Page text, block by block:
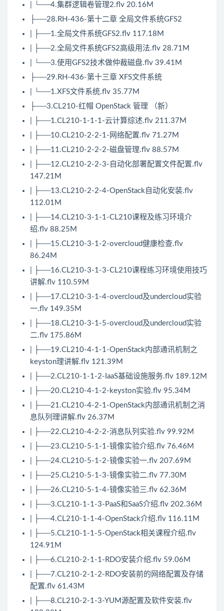
| └──4.集群逻辑卷管理2.flv 20.16M
├──28.RH-436-第十二章 全局文件系统GFS2
| ├──1.全局文件系统GFS2.flv 117.18M
| ├──2.全局文件系统GFS2高级用法.flv 28.71M
| └──3.使用GFS2技术做仲裁磁盘.flv 39.41M
├──29.RH-436-第十三章 XFS文件系统
| └──1.XFS文件系统.flv 35.77M
├──3.CL210-红帽 OpenStack 管理 （新）
| ├──1.CL210-1-1-1-云计算综述.flv 211.37M
| ├──10.CL210-2-2-1-网络配置.flv 71.27M
| ├──11.CL210-2-2-2-磁盘管理.flv 88.57M
| ├──12.CL210-2-2-3-自动化部署配置文件配置.flv
147.21M
| ├──13.CL210-2-2-4-OpenStack 自动化安装.flv
112.01M
| ├──14.CL210-3-1-1-CL210课程及练习环境介
绍.flv 88.25M
| ├──15.CL210-3-1-2-overcloud健康检查.flv
86.24M
| ├──16.CL210-3-1-3-CL210课程练习环境使用技巧
讲解.flv 110.59M
| ├──17.CL210-3-1-4-overcloud及undercloud实验
一.flv 149.35M
| ├──18.CL210-3-1-5-overcloud及undercloud实验
二.flv 175.86M
| ├──19.CL210-4-1-1-OpenStack内部通讯机制之
keyston理讲解.flv 121.39M
| ├──2.CL210-1-1-2-IaaS基础设施服务.flv 189.12M
| ├──20.CL210-4-1-2-keyston实验.flv 95.34M
| ├──21.CL210-4-2-1-OpenStack内部通讯机制之消
息队列理讲解.flv 26.37M
| ├──22.CL210-4-2-2-消息队列实验.flv 99.92M
| ├──23.CL210-5-1-1-镜像实验介绍.flv 76.46M
| ├──24.CL210-5-1-2-镜像实验一.flv 207.69M
| ├──25.CL210-5-1-3-镜像实验二.flv 77.30M
| ├──26.CL210-5-1-4-镜像实验三.flv 62.36M
| ├──3.CL210-1-1-3-PaaS和SaaS介绍.flv 202.36M
| ├──4.CL210-1-1-4-OpenStack介绍.flv 116.11M
| ├──5.CL210-1-1-5-OpenStack相关课程介绍.flv
124.91M
| ├──6.CL210-2-1-1-RDO安装介绍.flv 59.06M
| ├──7.CL210-2-1-2-RDO安装前的网络配置及存储
配置.flv 61.43M
| ├──8.CL210-2-1-3-YUM源配置及软件安装.flv